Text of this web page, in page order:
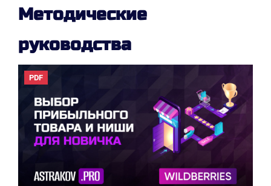
Методические
руководства
PDF